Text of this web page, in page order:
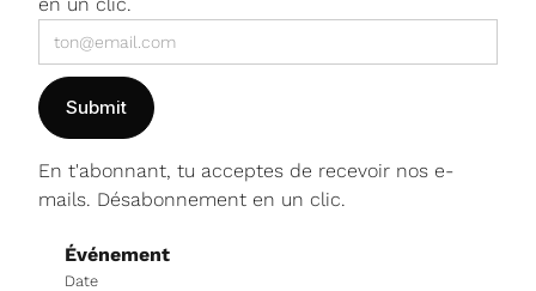
En t'abonnant, tu acceptes de recevoir nos e-
mails. Désabonnement en un clic.
Événement
Date